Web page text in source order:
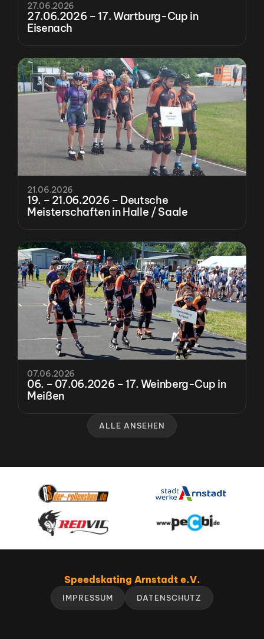
27.06.2026
27.06.2026 – 17. Wartburg-Cup in
Eisenach
21.06.2026
19. – 21.06.2026 – Deutsche
Meisterschaften in Halle / Saale
07.06.2026
06. – 07.06.2026 – 17. Weinberg-Cup in
Meißen
ALLE ANSEHEN
Speedskating Arnstadt e.V.
IMPRESSUM DATENSCHUTZ